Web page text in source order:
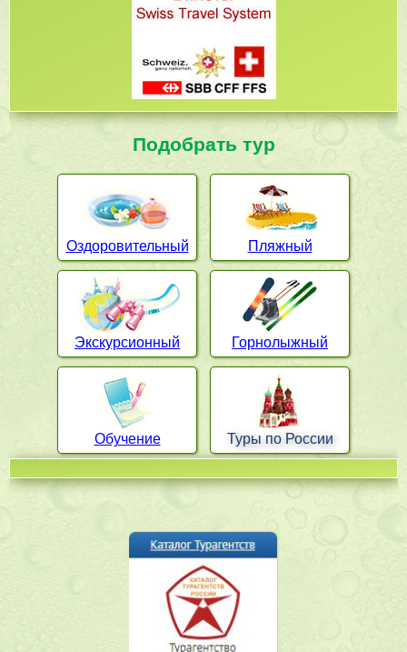
Подобрать тур
Оздоровительный Пляжный
Экскурсионный Горнолыжный
Обучение Туры по России